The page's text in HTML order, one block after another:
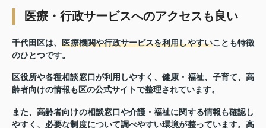
医療・行政サービスへのアクセスも良い
千代田区は、医療機関や行政サービスを利用しやすいことも特徴
のひとつです。
区役所や各種相談窓口が利用しやすく、健康・福祉、子育て、高
齢者向けの情報も区の公式サイトで整理されています。
また、高齢者向けの相談窓口や介護・福祉に関する情報も確認し
やすく、必要な制度について調べやすい環境が整っています。高